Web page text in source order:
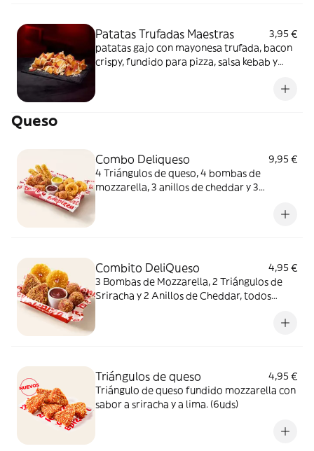
Patatas Trufadas Maestras
3,95 €
patatas gajo con mayonesa trufada, bacon
crispy, fundido para pizza, salsa kebab y
Queso
Combo Deliqueso
9,95 €
4 Triángulos de queso, 4 bombas de
mozzarella, 3 anillos de cheddar y 3
Combito DeliQueso
4,95 €
3 Bombas de Mozzarella, 2 Triángulos de
Sriracha y 2 Anillos de Cheddar, todos
Triángulos de queso
4,95 €
Triángulo de queso fundido mozzarella con
sabor a sriracha y a lima. (6uds)